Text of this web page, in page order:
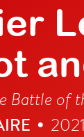
Battle of
• 2021